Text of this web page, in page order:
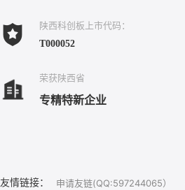
陕西科创板上市代码：
T000052
荣获陕西省
专精特新企业
友情链接： 申请友链(QQ:597244065）